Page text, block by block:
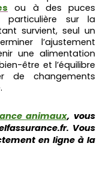
ou à des puces
particulière sur la
survient, seul un
l’ajustement
une alimentation
être et l’équilibre
de changements
animaux, vous
Vous
en ligne à la